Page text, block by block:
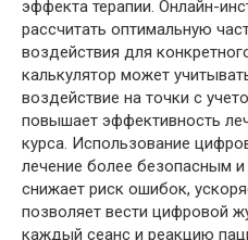
эффекта терапии. Онлайн-
рассчитать оптимальную
воздействия для
калькулятор может
воздействие на точки с
повышает эффективность
курса. Использование
лечение более безопасным
снижает риск ошибок,
позволяет вести цифровой
каждый сеанс и реакцию